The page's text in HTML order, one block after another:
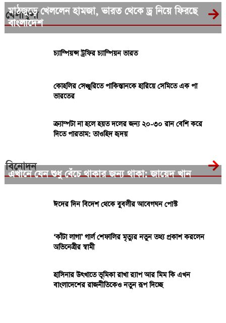
খেলাধুলা
মাঠজুড়ে খেললেন হামজা, ভারত থেকে ড্র নিয়ে ফিরছে
বাংলাদেশ
চ্যাম্পিয়ন্স ট্রফির চ্যাম্পিয়ন ভারত
কোহলির সেঞ্চুরিতে পাকিস্তানকে হারিয়ে সেমিতে এক পা
ভারতের
ক্র্যাম্পটা না হলে হয়ত দলের জন্য ২০-৩০ রান বেশি করে
দিতে পারতাম: তাওহিদ হৃদয়
বিনোদন
এখানে যেন শুধু বেঁচে থাকার জন্য থাকা: জায়েদ খান
ঈদের দিন বিদেশ থেকে বুবলীর আবেগঘন পোস্ট
‘কাঁটা লাগা’ গার্ল শেফালির মৃত্যুর নতুন তথ্য প্রকাশ করলেন
অভিনেত্রীর স্বামী
হাসিনার উৎখাতে ভূমিকা রাখা র‍্যাপ আর মিম কি এখন
বাংলাদেশের রাজনীতিকেও নতুন রূপ দিচ্ছে